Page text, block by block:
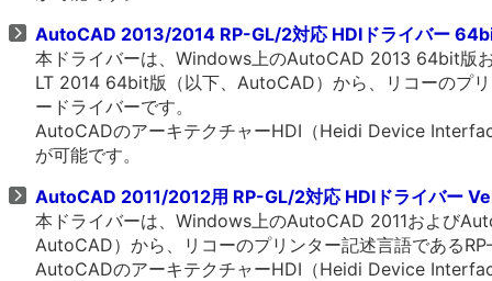
AutoCAD 2013/2014 RP-GL/2対応 HDIドライバー
本ドライバーは、Windows上のAutoCAD 2013 64bit
LT 2014 64bit版（以下、AutoCAD）から、リコーのプ
ードライバーです。
AutoCADのアーキテクチャーHDI（Heidi Device
が可能です。
AutoCAD 2011/2012用 RP-GL/2対応 HDIドライバー
本ドライバーは、Windows上のAutoCAD 2011および
AutoCAD）から、リコーのプリンター記述言語である
AutoCADのアーキテクチャーHDI（Heidi Device